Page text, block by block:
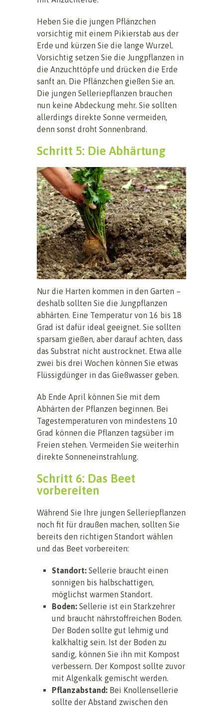
Heben Sie die jungen Pflänzchen
vorsichtig mit einem Pikierstab aus der
Erde und kürzen Sie die lange Wurzel.
Vorsichtig setzen Sie die Jungpflanzen in
die Anzuchttöpfe und drücken die Erde
sanft an. Die Pflänzchen gießen Sie an.
Die jungen Selleriepflanzen brauchen
nun keine Abdeckung mehr. Sie sollten
allerdings direkte Sonne vermeiden,
denn sonst droht Sonnenbrand.
Schritt 5: Die Abhärtung
Nur die Harten kommen in den Garten –
deshalb sollten Sie die Jungpflanzen
abhärten. Eine Temperatur von 16 bis 18
Grad ist dafür ideal geeignet. Sie sollten
sparsam gießen, aber darauf achten, dass
das Substrat nicht austrocknet. Etwa alle
zwei bis drei Wochen können Sie etwas
Flüssigdünger in das Gießwasser geben.
Ab Ende April können Sie mit dem
Abhärten der Pflanzen beginnen. Bei
Tagestemperaturen von mindestens 10
Grad können die Pflanzen tagsüber im
Freien stehen. Vermeiden Sie weiterhin
direkte Sonneneinstrahlung.
Schritt 6: Das Beet
vorbereiten
Während Sie Ihre jungen Selleriepflanzen
noch fit für draußen machen, sollten Sie
bereits den richtigen Standort wählen
und das Beet vorbereiten:
Standort: Sellerie braucht einen
sonnigen bis halbschattigen,
möglichst warmen Standort.
Boden: Sellerie ist ein Starkzehrer
und braucht nährstoffreichen Boden.
Der Boden sollte gut lehmig und
kalkhaltig sein. Ist der Boden zu
sandig, können Sie ihn mit Kompost
verbessern. Der Kompost sollte zuvor
mit Algenkalk gemischt werden.
Pflanzabstand: Bei Knollensellerie
sollte der Abstand zwischen den